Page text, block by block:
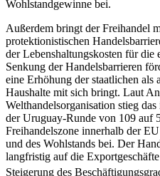
ausspielen zu können.
Außerdem bringt der Freihandel
protektionistischen
der Lebenshaltungskosten für die
Senkung der Handelsbarrieren
eine Erhöhung der staatlichen als
Haushalte mit sich bringt. Laut
Welthandelsorganisation stieg
der Uruguay-Runde von 109 auf
Freihandelszone innerhalb der
und des Wohlstands bei. Der
langfristig auf die Exportgeschäfte